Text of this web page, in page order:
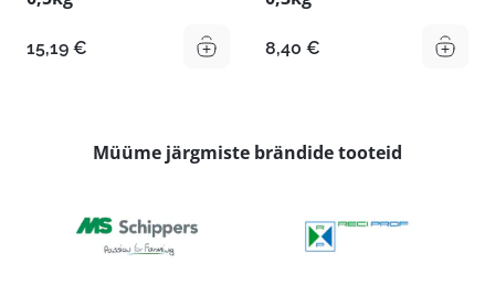
15,19 € 8,40 €
Müüme järgmiste brändide tooteid